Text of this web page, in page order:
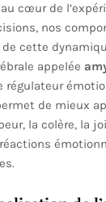
cœur de
nos
cette
appelée
de mieux
la colère, la